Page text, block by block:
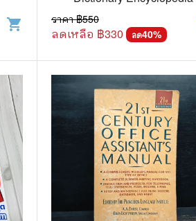
shopping_cart ราคา ฿550
ลดเหลือ ฿330 ลด40%